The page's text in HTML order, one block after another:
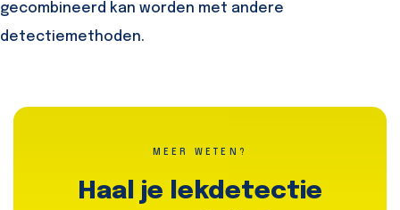
gecombineerd kan worden met andere
detectiemethoden.
MEER WETEN?
Haal je lekdetectie